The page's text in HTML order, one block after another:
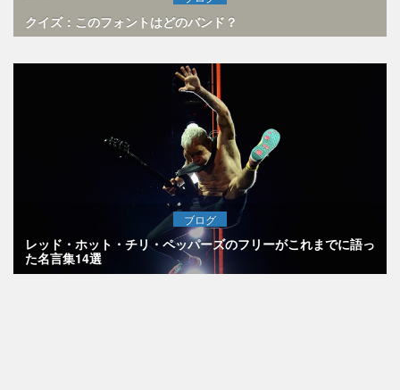
クイズ：このフォントはどのバンド？
ブログ
レッド・ホット・チリ・ペッパーズのフリーがこれまでに語っ
た名言集14選